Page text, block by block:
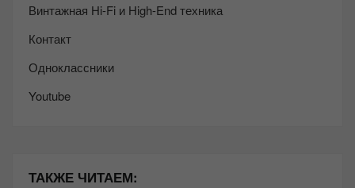
Винтажная Hi-Fi и High-End техника
Контакт
Одноклассники
Youtube
ТАКЖЕ ЧИТАЕМ: